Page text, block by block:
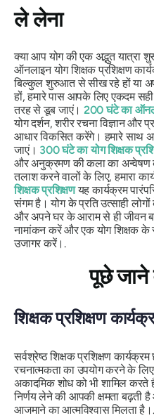
ले लेना
क्या आप योग की एक अद्भुत यात्रा
ऑनलाइन योग शिक्षक प्रशिक्षण
बिल्कुल शुरुआत से सीख रहे हों या
हों, हमारे पास आपके लिए एकदम सही
तरह से डूब जाएं। 200 घंटे का
योग दर्शन, शरीर रचना विज्ञान और
आधार विकसित करेंगे। हमारे साथ
जाएं। 300 घंटे का योग शिक्षक
और अनुक्रमण की कला का अन्वेषण
तलाश करने वालों के लिए, हमारा
शिक्षक प्रशिक्षणयह कार्यक्रम
संगम है। योग के प्रति उत्साही
और अपने घर के आराम से ही जीवन
नामांकन करें और एक योग शिक्षक के
उजागर करें।.
पूछे जाने
शिक्षक प्रशिक्षण
सर्वश्रेष्ठ शिक्षक प्रशिक्षण
रचनात्मकता का उपयोग करने के
अकादमिक शोध को भी शामिल करते
निर्णय लेने की आपकी क्षमता बढ़ती
आजमाने का आत्मविश्वास मिलता है।.